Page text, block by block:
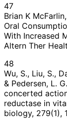
47
Brian K
Oral
With Increased
Altern Ther
48
Wu, S., Liu, S.,
& Pedersen, L.
concerted
reductase in
biology, 279(1),